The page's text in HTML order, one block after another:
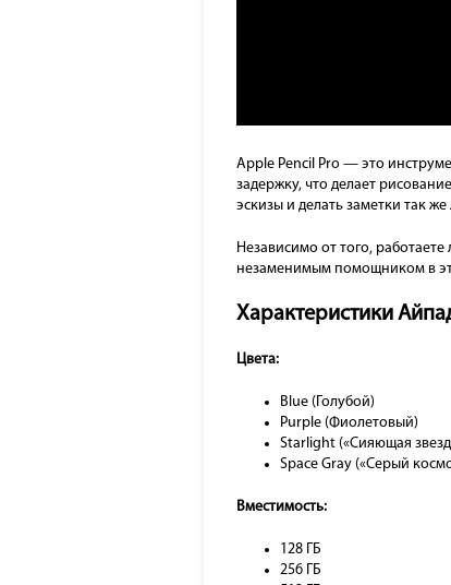
Apple Pencil Pro — это
задержку, что делает
эскизы и делать заметки так
Независимо от того,
незаменимым помощником в
Характеристики
Цвета:
Blue (Голубой)
Purple (Фиолетовый)
Starlight («Сияющая
Space Gray («Серый
Вместимость:
128 ГБ
256 ГБ